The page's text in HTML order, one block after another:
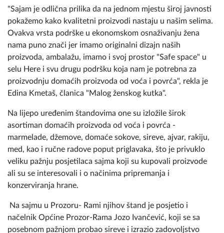
ženski kutak" na području Općine Prozor-Rama,
više godina unazad predstavljaju se javnosti svojim
domaćim, već prepoznatljivim proizvodima i
rukotvorinama na sajmovima širom BiH.
Tako su i ove godine izložile svoje domaće proizvode 18. i
19. septembra na sajmu "Dani šljive Prozor-Rama 2023"
Mediterana" u Stocu gdje su prošle godine nagrađene
posebnim priznanjem u kategoriji za mliječne proizvode.
"Sajam je odlična prilika da na jednom mjestu široj javnosti
pokažemo kako kvalitetni proizvodi nastaju u našim selima.
Ovakva vrsta podrške u ekonomskom osnaživanju žena
nama puno znači jer imamo originalni dizajn naših
selu Here i svu drugu podršku koja nam je potrebna za
proizvodnju domaćih proizvoda od voća i povrća", rekla je
Edina Kmetaš, članica "Malog ženskog kutka".